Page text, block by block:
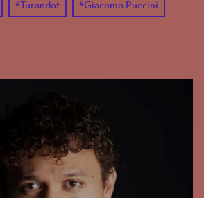
# Turandot #Giacomo Puccini